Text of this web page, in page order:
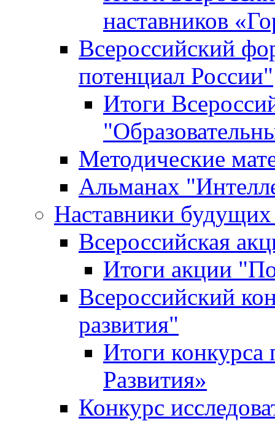
наставников
Всероссийский
потенциал России"
Итоги
Методические
Альманах
Наставники
Всероссийская
Итоги акции
Всероссийский
развития"
Итоги конкурса
Развития»
Конкурс